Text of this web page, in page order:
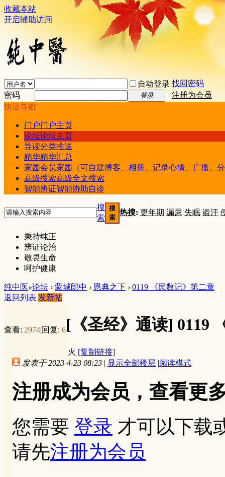
收藏本站
开启辅助访问
自动登录 找回密码
密码
登录
注册为会员
快捷导航
门户门户主页
论坛论坛主页
导读分类推送
精华精华汇总
家园会员家园（可自建博客、相册、记录心情、广播、
高级搜索高级全文搜索
智能辨证智能协助自诊
搜
索
搜
索
热搜: 更年期 漏尿 失眠 盗汗
秉持纯正
辨证论治
敬畏生命
呵护健康
纯中医»论坛 › 蒙城郎中 › 恩典之下 › 0119 《民数记》第二章
返回列表 发新帖
查看: 2974|回复: 6[《圣经》通读] 0119
火 [复制链接]
发表于 2023-4-23 08:23 | 显示全部楼层 |阅读模式
注册成为会员，查看更
您需要 登录 才可以下载
请先注册为会员